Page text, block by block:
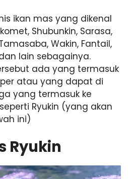
ikan mas yang dikenal
Shubunkin, Sarasa,
Wakin, Fantail,
lain sebagainya.
ada yang termasuk
atau yang dapat di
yang termasuk ke
Ryukin (yang akan
ini)
Ryukin